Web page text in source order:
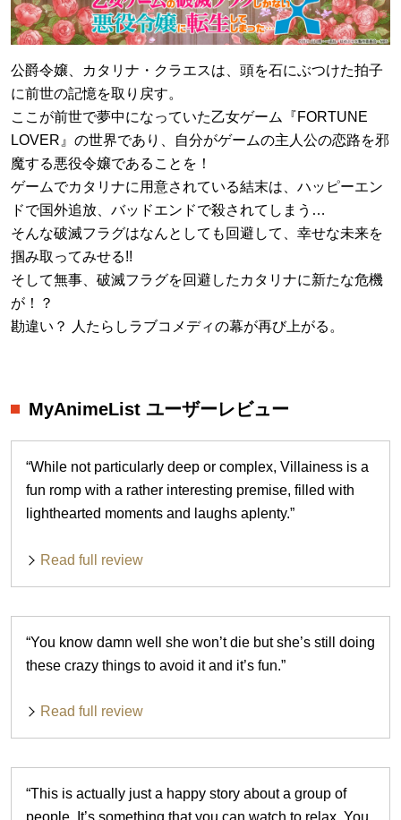
公爵令嬢、カタリナ・クラエスは、頭を石にぶつけた拍子
に前世の記憶を取り戻す。
ここが前世で夢中になっていた乙女ゲーム『FORTUNE
LOVER』の世界であり、自分がゲームの主人公の恋路を邪
魔する悪役令嬢であることを！
ゲームでカタリナに用意されている結末は、ハッピーエン
ドで国外追放、バッドエンドで殺されてしまう…
そんな破滅フラグはなんとしても回避して、幸せな未来を
掴み取ってみせる!!
そして無事、破滅フラグを回避したカタリナに新たな危機
が！？
勘違い？ 人たらしラブコメディの幕が再び上がる。
MyAnimeList ユーザーレビュー
“While not particularly deep or complex, Villainess is a
fun romp with a rather interesting premise, filled with
lighthearted moments and laughs aplenty.”
Read full review
“You know damn well she won’t die but she’s still doing
these crazy things to avoid it and it’s fun.”
Read full review
“This is actually just a happy story about a group of